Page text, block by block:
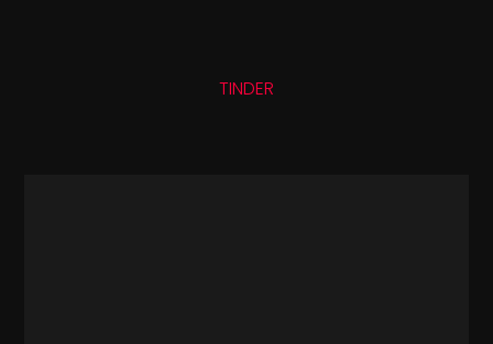
TINDER